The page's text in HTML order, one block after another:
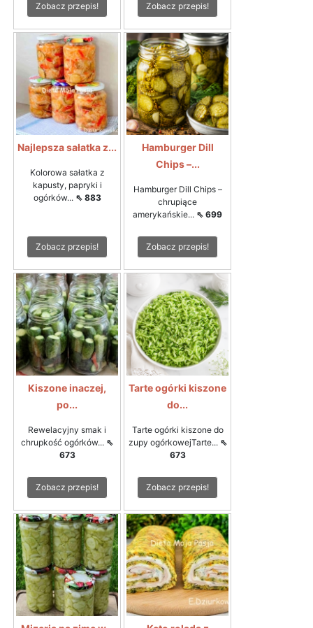
Zobacz przepis!
Zobacz przepis!
Najlepsza sałatka z...
Kolorowa sałatka z
kapusty, papryki i
ogórków... ⇖ 883
Zobacz przepis!
Hamburger Dill
Chips –...
Hamburger Dill Chips –
chrupiące
amerykańskie... ⇖ 699
Zobacz przepis!
Kiszone inaczej,
po...
Rewelacyjny smak i
chrupkość ogórków... ⇖
673
Zobacz przepis!
Tarte ogórki kiszone
do...
Tarte ogórki kiszone do
zupy ogórkowejTarte... ⇖
673
Zobacz przepis!